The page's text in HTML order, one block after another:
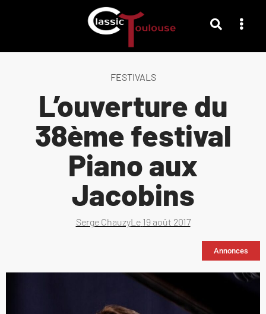
FESTIVALS
L’ouverture du
38ème festival
Piano aux
Jacobins
Serge ChauzyLe 19 août 2017
Annonces